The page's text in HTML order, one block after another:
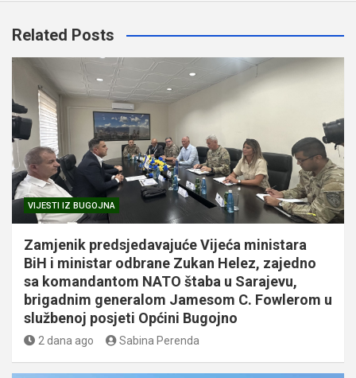
Related Posts
VIJESTI IZ BUGOJNA
Zamjenik predsjedavajuće Vijeća ministara
BiH i ministar odbrane Zukan Helez, zajedno
sa komandantom NATO štaba u Sarajevu,
brigadnim generalom Jamesom C. Fowlerom u
službenoj posjeti Općini Bugojno
2 dana ago Sabina Perenda